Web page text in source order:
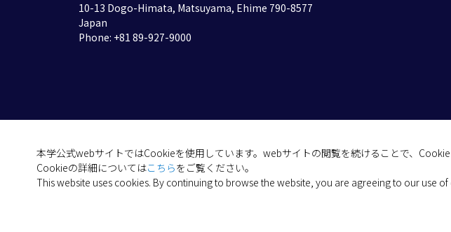
本学公式webサイトではCookieを使用しています。webサイトの閲覧を続けることで、
Cookieの詳細についてはこちらをご覧ください。
This website uses cookies. By continuing to browse the website, you are agreeing to our use of
10-13 Dogo-Himata, Matsuyama, Ehime 790-8577
Japan
Phone: +81 89-927-9000
(C)